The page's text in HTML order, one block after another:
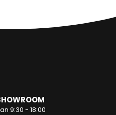
9:30 - 18:00